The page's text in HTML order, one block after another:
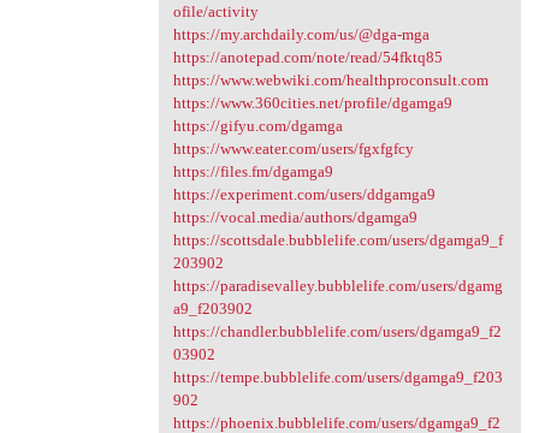
ofile/activity
https://my.archdaily.com/us/@dga-mga
https://anotepad.com/note/read/54fktq85
https://www.webwiki.com/healthproconsult.com
https://www.360cities.net/profile/dgamga9
https://gifyu.com/dgamga
https://www.eater.com/users/fgxfgfcy
https://files.fm/dgamga9
https://experiment.com/users/ddgamga9
https://vocal.media/authors/dgamga9
https://scottsdale.bubblelife.com/users/dgamga9_f
203902
https://paradisevalley.bubblelife.com/users/dgamg
a9_f203902
https://chandler.bubblelife.com/users/dgamga9_f2
03902
https://tempe.bubblelife.com/users/dgamga9_f203
902
https://phoenix.bubblelife.com/users/dgamga9_f2